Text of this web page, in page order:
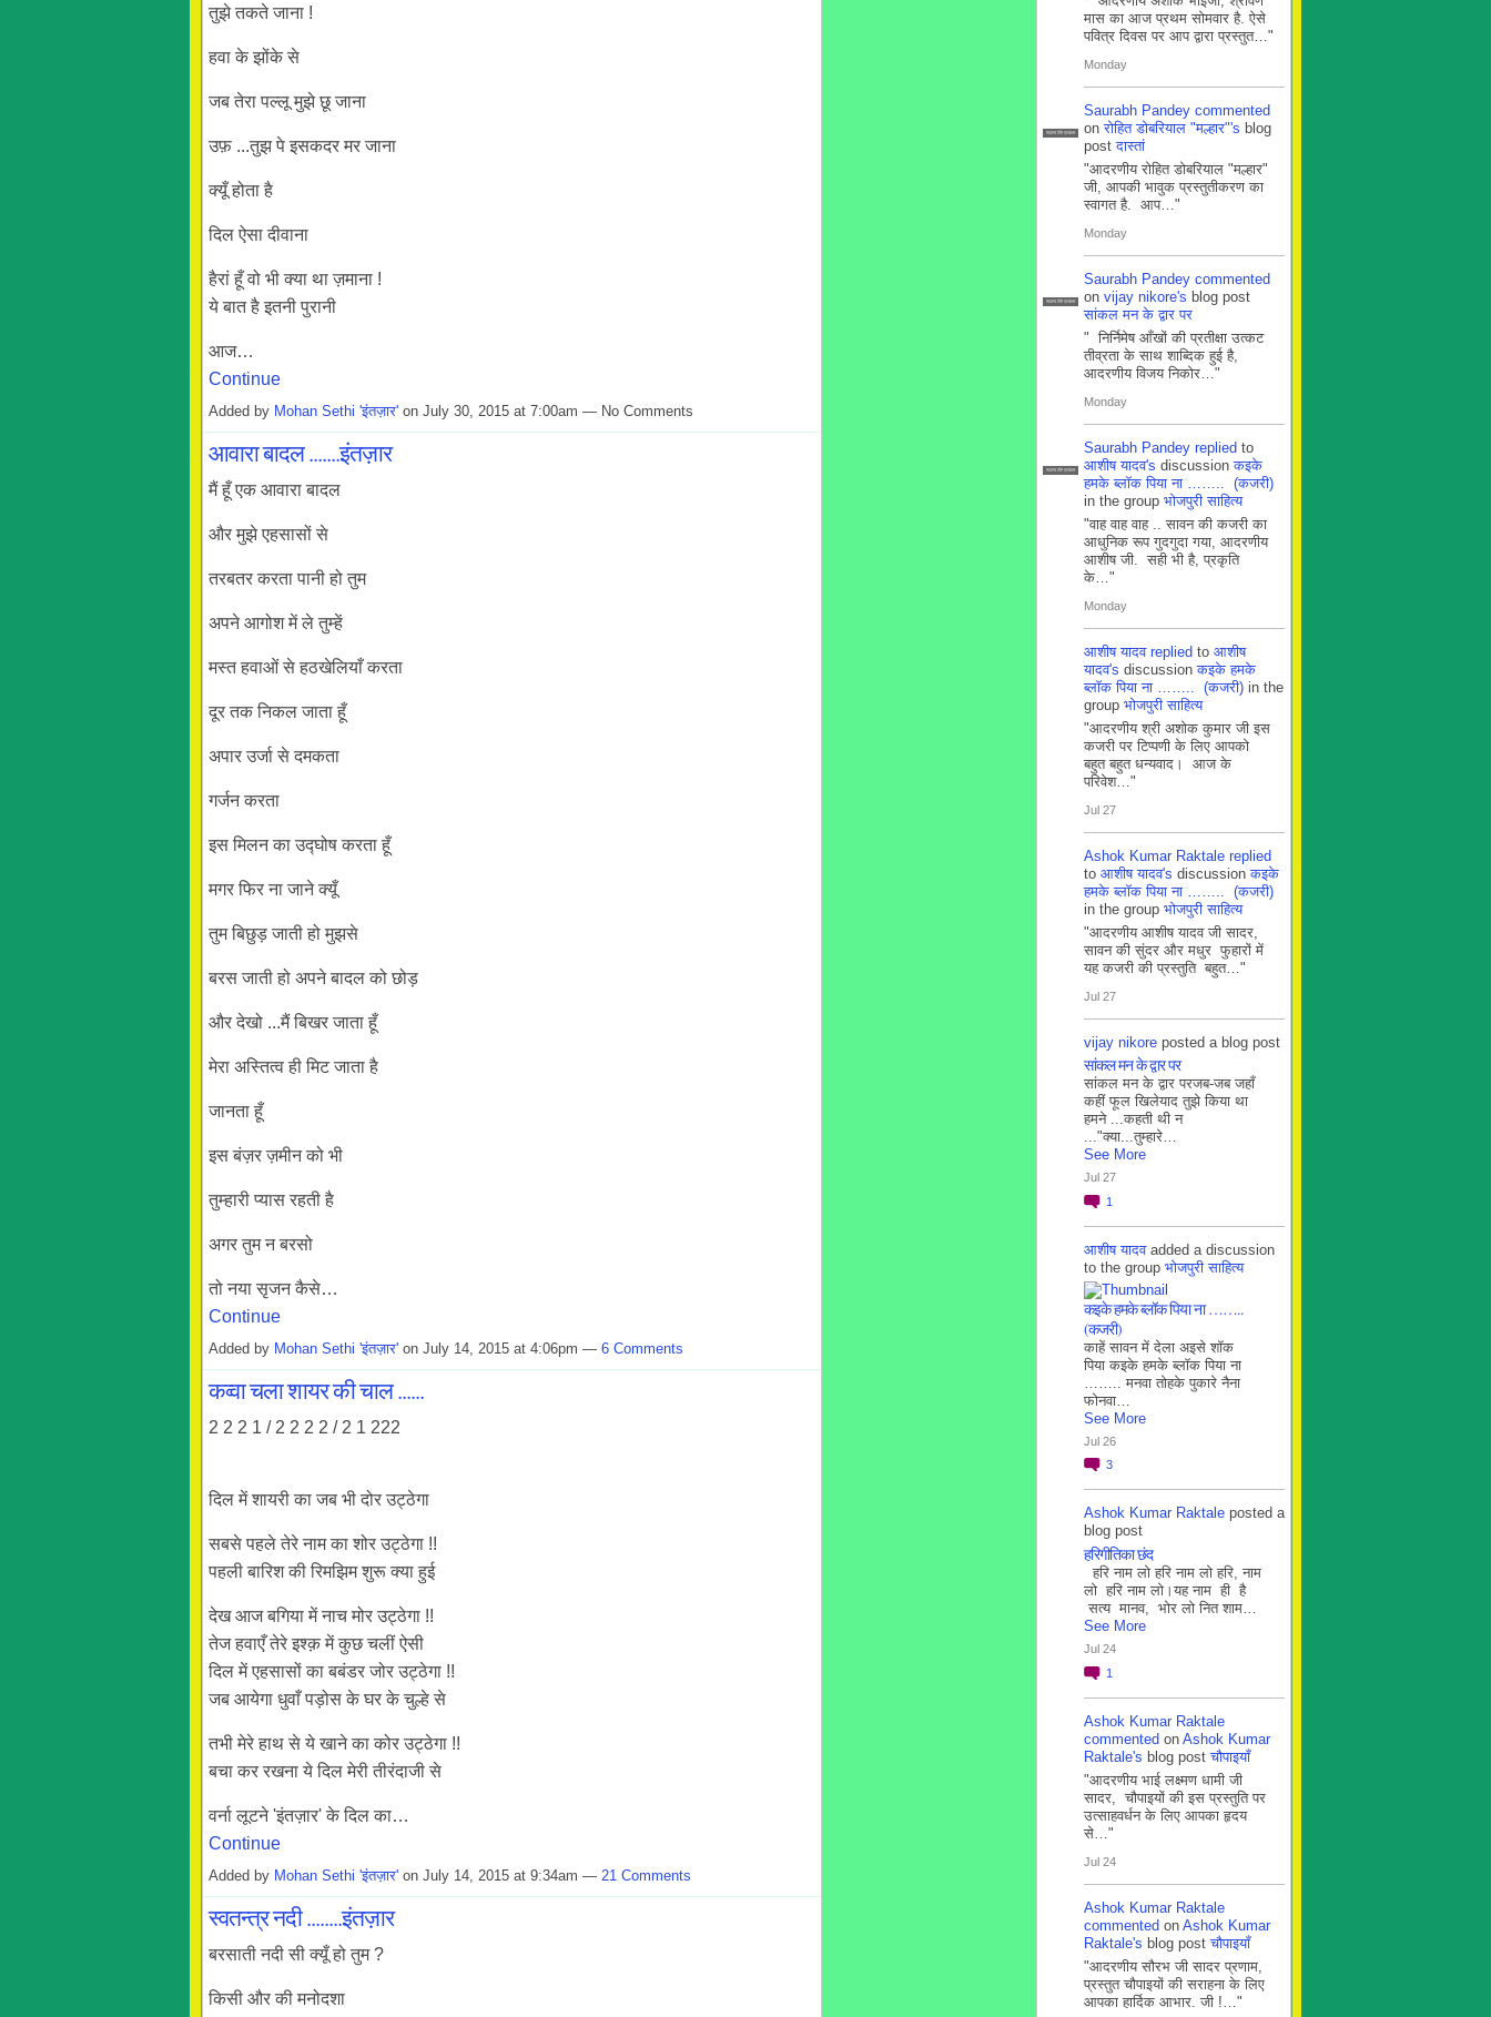
तुझे तकते जाना !
हवा के झोंके से
जब तेरा पल्लू मुझे छू जाना
उफ़ ...तुझ पे इसकदर मर जाना
क्यूँ होता है
दिल ऐसा दीवाना
हैरां हूँ वो भी क्या था ज़माना !
ये बात है इतनी पुरानी
आज…
Continue
Added by Mohan Sethi 'इंतज़ार' on July 30, 2015 at 7:00am — No Comments
आवारा बादल .......इंतज़ार
मैं हूँ एक आवारा बादल
और मुझे एहसासों से
तरबतर करता पानी हो तुम
अपने आगोश में ले तुम्हें
मस्त हवाओं से हठखेलियाँ करता
दूर तक निकल जाता हूँ
अपार उर्जा से दमकता
गर्जन करता
इस मिलन का उद्घोष करता हूँ
मगर फिर ना जाने क्यूँ
तुम बिछुड़ जाती हो मुझसे
बरस जाती हो अपने बादल को छोड़
और देखो ...मैं बिखर जाता हूँ
मेरा अस्तित्व ही मिट जाता है
जानता हूँ
इस बंज़र ज़मीन को भी
तुम्हारी प्यास रहती है
अगर तुम न बरसो
तो नया सृजन कैसे…
Continue
Added by Mohan Sethi 'इंतज़ार' on July 14, 2015 at 4:06pm — 6 Comments
कव्वा चला शायर की चाल ......
2 2 2 1 / 2 2 2 2 / 2 1 222
दिल में शायरी का जब भी दोर उट्ठेगा
सबसे पहले तेरे नाम का शोर उट्ठेगा !!
पहली बारिश की रिमझिम शुरू क्या हुई
देख आज बगिया में नाच मोर उट्ठेगा !!
तेज हवाएँ तेरे इश्क़ में कुछ चलीं ऐसी
दिल में एहसासों का बबंडर जोर उट्ठेगा !!
जब आयेगा धुवाँ पड़ोस के घर के चुल्हे से
तभी मेरे हाथ से ये खाने का कोर उट्ठेगा !!
बचा कर रखना ये दिल मेरी तीरंदाजी से
वर्ना लूटने 'इंतज़ार' के दिल का…
Continue
Added by Mohan Sethi 'इंतज़ार' on July 14, 2015 at 9:34am — 21 Comments
स्वतन्त्र नदी ........इंतज़ार
बरसाती नदी सी क्यूँ हो तुम ?
किसी और की मनोदशा
मास का आज प्रथम सोमवार है. ऐसे
पवित्र दिवस पर आप द्वारा प्रस्तुत…"
Monday
सदस्य टीम प्रबंधन
Saurabh Pandey commented
onरोहित डोबरियाल "मल्हार"'s blog
postदास्तां
"आदरणीय रोहित डोबरियाल "मल्हार"
जी, आपकी भावुक प्रस्तुतीकरण का
स्वागत है. आप…"
Monday
सदस्य टीम प्रबंधन
Saurabh Pandey commented
on vijay nikore's blog post
सांकल मन के द्वार पर
" निर्निमेष आँखों की प्रतीक्षा उत्कट
तीव्रता के साथ शाब्दिक हुई है,
आदरणीय विजय निकोर…"
Monday
सदस्य टीम प्रबंधन
Saurabh Pandey replied to
आशीष यादव's discussionकइके
हमके ब्लाॅक पिया ना …….. (कजरी)
in the group भोजपुरी साहित्य
"वाह वाह वाह .. सावन की कजरी का
आधुनिक रूप गुदगुदा गया, आदरणीय
आशीष जी. सही भी है, प्रकृति
के…"
Monday
आशीष यादव replied to आशीष
यादव's discussionकइके हमके
ब्लाॅक पिया ना …….. (कजरी) in the
group भोजपुरी साहित्य
"आदरणीय श्री अशोक कुमार जी इस
कजरी पर टिप्पणी के लिए आपको
बहुत बहुत धन्यवाद। आज के
परिवेश…"
Jul 27
Ashok Kumar Raktale replied
to आशीष यादव's discussionकइके
हमके ब्लाॅक पिया ना …….. (कजरी)
in the group भोजपुरी साहित्य
"आदरणीय आशीष यादव जी सादर,
सावन की सुंदर और मधुर फुहारों में
यह कजरी की प्रस्तुति बहुत…"
Jul 27
vijay nikore posted a blog post
सांकल मन के द्वार पर
सांकल मन के द्वार परजब-जब जहाँ
कहीं फूल खिलेयाद तुझे किया था
हमने ...कहती थी न
..."क्या...तुम्हारे…
See More
Jul 27
1
आशीष यादवadded a discussion
to the group भोजपुरी साहित्य
कइके हमके ब्लाॅक पिया ना ……..
(कजरी)
काहें सावन में देला अइसे शॉक
पिया कइके हमके ब्लाॅक पिया ना
…….. मनवा तोहके पुकारे नैना
फोनवा…
See More
Jul 26
3
Ashok Kumar Raktale posted a
blog post
हरिगीतिका छंद
हरि नाम लो हरि नाम लो हरि, नाम
लो हरि नाम लो।यह नाम ही है
सत्य मानव, भोर लो नित शाम…
See More
Jul 24
1
Ashok Kumar Raktale
commented on Ashok Kumar
Raktale's blog postचौपाइयाँ
"आदरणीय भाई लक्ष्मण धामी जी
सादर, चौपाइयों की इस प्रस्तुति पर
उत्साहवर्धन के लिए आपका हृदय
से…"
Jul 24
Ashok Kumar Raktale
commented on Ashok Kumar
Raktale's blog postचौपाइयाँ
"आदरणीय सौरभ जी सादर प्रणाम,
प्रस्तुत चौपाइयों की सराहना के लिए
आपका हार्दिक आभार. जी !…"